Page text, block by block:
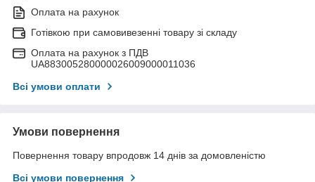
Оплата на рахунок
Готівкою при самовивезенні товару зі складу
Оплата на рахунок з ПДВ
UA883005280000026009000011036
Всі умови оплати
Умови повернення
Повернення товару впродовж 14 днів за домовленістю
Всі умови повернення